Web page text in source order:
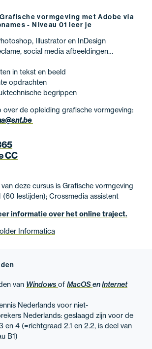
vormgeving met Adobe via
- Niveau 01 leer je
Illustrator en InDesign
social media afbeeldingen…
in tekst en beeld
opdrachten
begrippen
over de opleiding grafische vormgeving:
CC
deze cursus is Grafische vormgeving
(60 lestijden); Crossmedia assistent
informatie over het online traject.
Informatica
van WindowsofMacOSenInternet
Nederlands voor niet-
Nederlands: geslaagd zijn voor de
en 4 (=richtgraad 2.1 en 2.2, is deel van
B1)